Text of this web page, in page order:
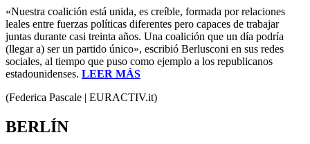
«Nuestra coalición está unida, es creíble, formada por relaciones
leales entre fuerzas políticas diferentes pero capaces de trabajar
juntas durante casi treinta años. Una coalición que un día podría
(llegar a) ser un partido único», escribió Berlusconi en sus redes
sociales, al tiempo que puso como ejemplo a los republicanos
estadounidenses. LEER MÁS
(Federica Pascale | EURACTIV.it)
BERLÍN